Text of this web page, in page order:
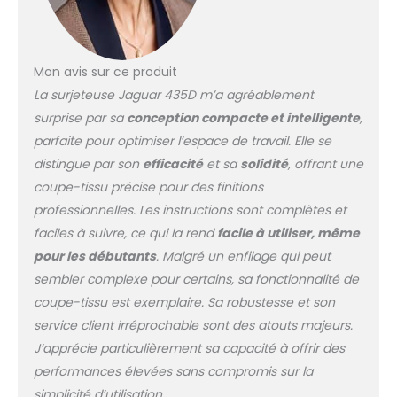
rangement pour aiguilles, 3
tournevis, une housse, un
peluches intégré à la
machine. Une lame cachée
à l’arrière de la machine
permet de couper
rapidement et facilement
le fil une fois la couture
terminée. Tous les
accessoires nécessaires
pour la surjeteuse sont
rangés dans la boîte de
rangement située sur le
côté de la machine.
L'entraînement différentiel
vous permet de
compenser l'élasticité de
votre tissu, afin d'obtenir un
bord surjeté parfaitement
Mon avis sur ce produit
La surjeteuse Jaguar 435D m’a agréablement
surprise par sa conception compacte et intelligente,
parfaite pour optimiser l’espace de travail. Elle se
distingue par son efficacitéet sa solidité, offrant une
coupe-tissu précise pour des finitions
professionnelles. Les instructions sont complètes et
faciles à suivre, ce qui la rendfacile à utiliser, même
pour les débutants. Malgré un enfilage qui peut
sembler complexe pour certains, sa fonctionnalité de
coupe-tissu est exemplaire. Sa robustesse et son
service client irréprochable sont des atouts majeurs.
J’apprécie particulièrement sa capacité à offrir des
performances élevées sans compromis sur la